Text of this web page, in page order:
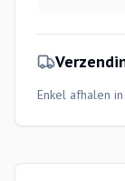
Enkel afhalen